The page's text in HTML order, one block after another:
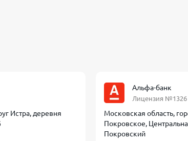
Истра, деревня
Альфа-банк
Лицензия №1326
Московская область,
Покровское,
Покровский